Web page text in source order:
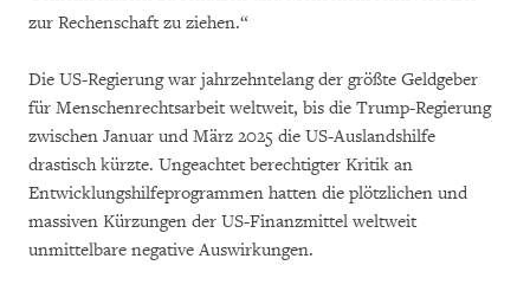
zur Rechenschaft zu ziehen.“
Die US-Regierung war jahrzehntelang der größte Geldgeber
für Menschenrechtsarbeit weltweit, bis die Trump-Regierung
zwischen Januar und März 2025 die US-Auslandshilfe
drastisch kürzte. Ungeachtet berechtigter Kritik an
Entwicklungshilfeprogrammen hatten die plötzlichen und
massiven Kürzungen der US-Finanzmittel weltweit
unmittelbare negative Auswirkungen.